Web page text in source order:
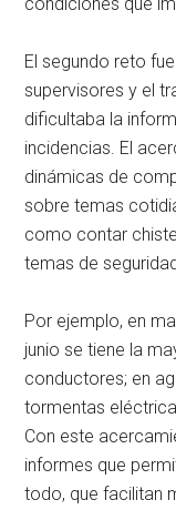
El segundo reto
supervisores y el
dificultaba la
incidencias. El
dinámicas de
sobre temas
como contar
temas de
Por ejemplo, en
junio se tiene la
conductores; en
tormentas
Con este
informes que
todo, que facilitan